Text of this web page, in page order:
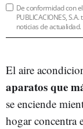
De conformidad con el
PUBLICACIONES,
noticias de actualidad.
El aire
aparatos que
se enciende
hogar concentra